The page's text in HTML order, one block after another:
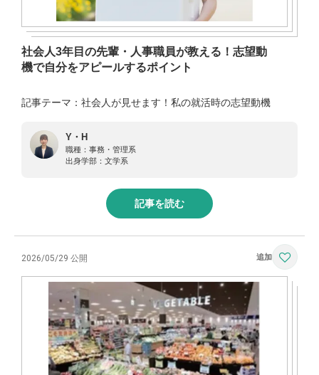
社会人3年目の先輩・人事職員が教える！志望動
機で自分をアピールするポイント
記事テーマ：社会人が見せます！私の就活時の志望動機
Y・H
職種： 事務・管理系
出身学部： 文学系
記事を読む
2026/05/29 公開